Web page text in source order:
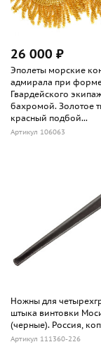
26 000 ₽
Эполеты морские
адмирала при
Гвардейского
бахромой. Золотое
красный подбой...
Артикул 106063
Ножны для
штыка винтовки
(черные). Россия,
Артикул 111360-226